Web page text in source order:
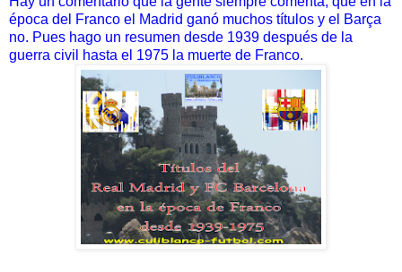
época del Franco el Madrid ganó muchos títulos y el Barça
no. Pues hago un resumen desde 1939 después de la
guerra civil hasta el 1975 la muerte de Franco.